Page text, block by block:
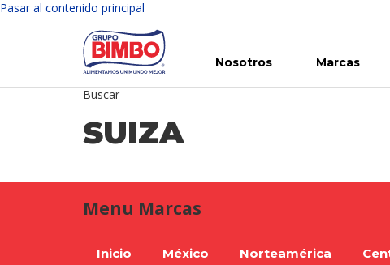
Pasar al contenido principal
Nosotros Marcas
Buscar
SUIZA
Menu Marcas
Inicio México Norteamérica